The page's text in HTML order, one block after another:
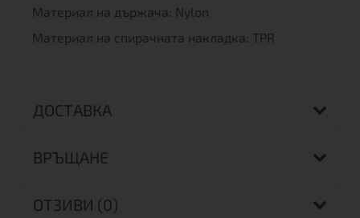
Материал на държача: Nylon
Материал на спирачната накладка: TPR
ДОСТАВКА
ВРЪЩАНЕ
ОТЗИВИ (0)